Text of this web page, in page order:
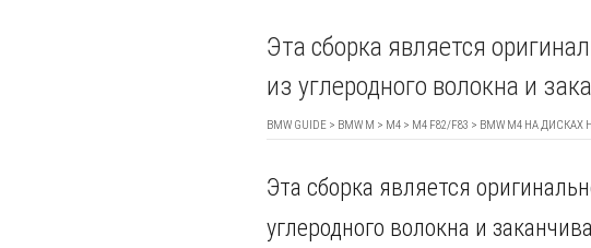
Эта сборка является
из углеродного волокна и
BMW GUIDE> BMW M > M4> M4 F82/F83 > BMW M4 НА ДИСКАХ
Эта сборка является
углеродного волокна и